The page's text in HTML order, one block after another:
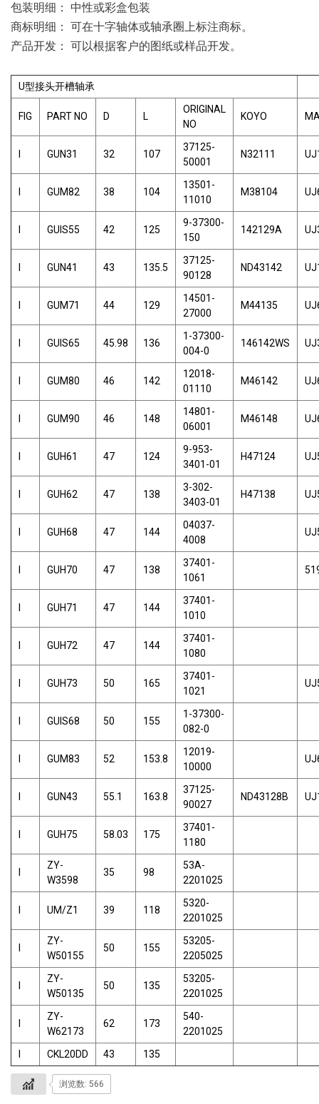
包装明细： 中性或彩盒包装
商标明细： 可在十字轴体或轴承圈上标注商标。
产品开发： 可以根据客户的图纸或样品开发。
U型接头开槽轴承
FIG PART NO D L
ORIGINAL
NO
KOYO
GUN31 32 107
37125-
50001
N32111
GUM82 38 104
13501-
11010
M38104
GUIS55 42 125
9-37300-
150
142129A
GUN41 43 135.5
37125-
90128
ND43142
GUM71 44 129
14501-
27000
M44135
GUIS65 45.98 136
1-37300-
004-0
146142WS
GUM80 46 142
12018-
01110
M46142
GUM90 46 148
14801-
06001
M46148
GUH61 47 124
9-953-
3401-01
H47124
GUH62 47 138
3-302-
3403-01
H47138
GUH68 47 144
04037-
4008
GUH70 47 138
37401-
1061
GUH71 47 144
37401-
1010
GUH72 47 144
37401-
1080
GUH73 50 165
37401-
1021
GUIS68 50 155
1-37300-
082-0
GUM83 52 153.8
12019-
10000
GUN43 55.1 163.8
37125-
90027
ND43128B
GUH75 58.03 175
37401-
1180
ZY-
W3598
35 98
53A-
2201025
UM/Z1 39 118
5320-
2201025
ZY-
W50155
50 155
53205-
2205025
ZY-
W50135
50 135
53205-
2201025
ZY-
W62173
62 173
540-
2201025
CKL20DD 43 135
浏览数: 566